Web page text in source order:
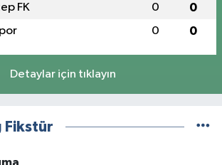
FK 0 0
0 0
Detaylar için tıklayın
Fikstür